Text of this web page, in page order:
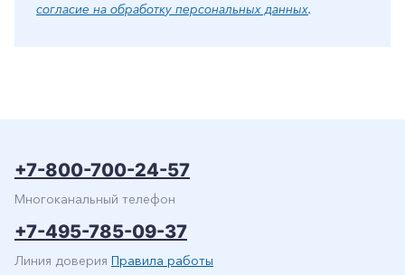
согласие на обработку персональных данных.
+7-800-700-24-57
Многоканальный телефон
+7-495-785-09-37
Линия доверия Правила работы